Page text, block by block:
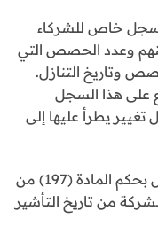
سجل خاص للشركاء
وعدد الحصص التي
وتاريخ التنازل.
على هذا السجل
يطرأ عليها إلى
مع عدم الإخلال بحكم المادة (197) من
من تاريخ التأشير